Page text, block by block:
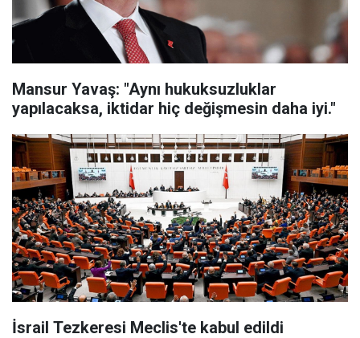
Mansur Yavaş: "Aynı hukuksuzluklar
yapılacaksa, iktidar hiç değişmesin daha iyi."
İsrail Tezkeresi Meclis'te kabul edildi